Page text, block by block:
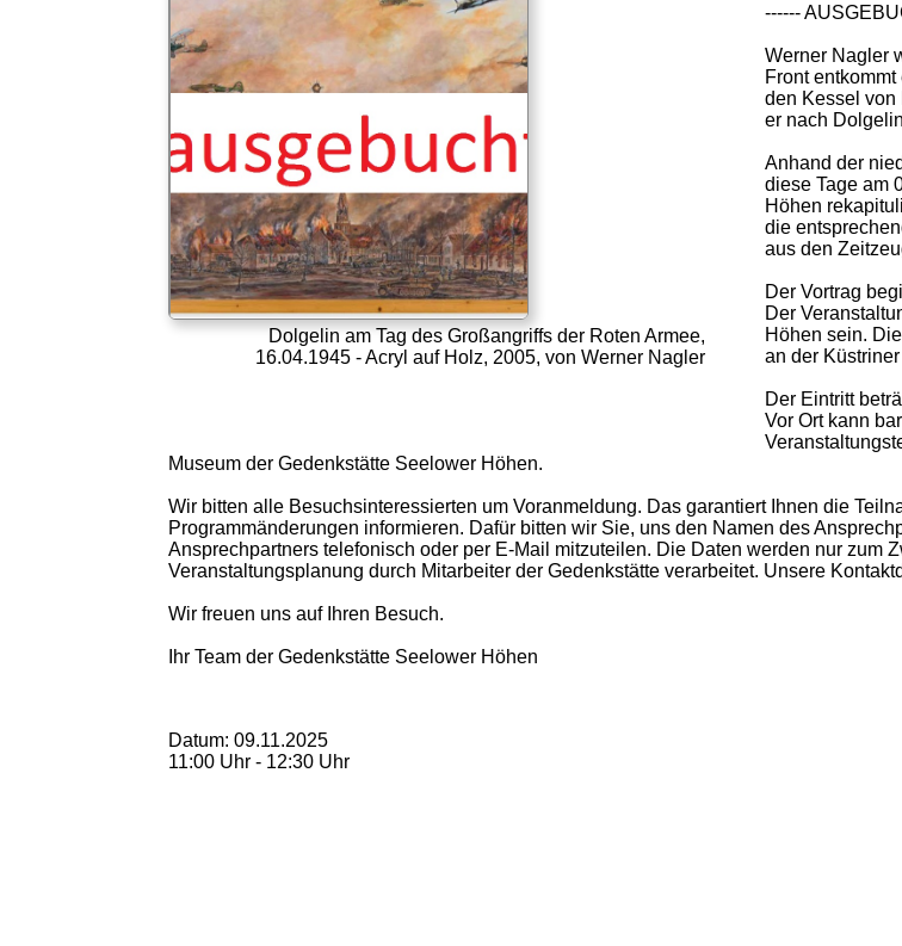
Dolgelin am Tag des Großangriffs der Roten Armee,
16.04.1945 - Acryl auf Holz, 2005, von Werner Nagler
------
Werner Nagler
Front
den Kessel von
er nach
Anhand der
diese Tage am
Höhen
die
aus den
Der Vortrag
Der
Höhen sein.
an der
Der Eintritt
Vor Ort kann
Museum der Gedenkstätte Seelower Höhen.
Wir bitten alle Besuchsinteressierten um Voranmeldung. Das garantiert Ihnen die
Programmänderungen informieren. Dafür bitten wir Sie, uns den Namen des
Ansprechpartners telefonisch oder per E-Mail mitzuteilen. Die Daten werden nur zum
Veranstaltungsplanung durch Mitarbeiter der Gedenkstätte verarbeitet. Unsere
Wir freuen uns auf Ihren Besuch.
Ihr Team der Gedenkstätte Seelower Höhen
Datum: 09.11.2025
11:00 Uhr - 12:30 Uhr